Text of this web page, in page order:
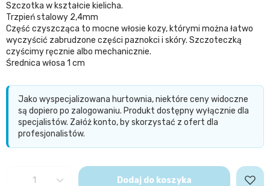
Szczotka w kształcie kielicha.
Trzpień stalowy 2,4mm
Część czyszcząca to mocne włosie kozy, którymi można łatwo
wyczyścić zabrudzone części paznokci i skóry. Szczoteczką
czyścimy ręcznie albo mechanicznie.
Średnica włosa 1 cm
Jako wyspecjalizowana hurtownia, niektóre ceny widoczne
są dopiero po zalogowaniu. Produkt dostępny wyłącznie dla
specjalistów. Załóż konto, by skorzystać z ofert dla
profesjonalistów.
Dodaj do koszyka